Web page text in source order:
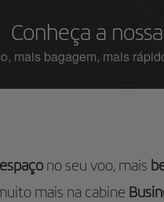
Conheça a
mais bagagem, mais
no seu voo, mais
mais na cabine